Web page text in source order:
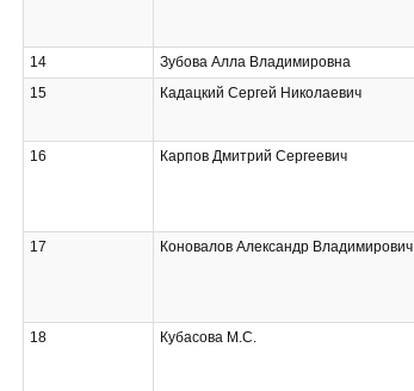
14
Зубова Алла Владимировна
15
Кадацкий Сергей Николаевич
16 Карпов Дмитрий Сергеевич
17 Коновалов Александр Владимирович
18
Кубасова М.С.